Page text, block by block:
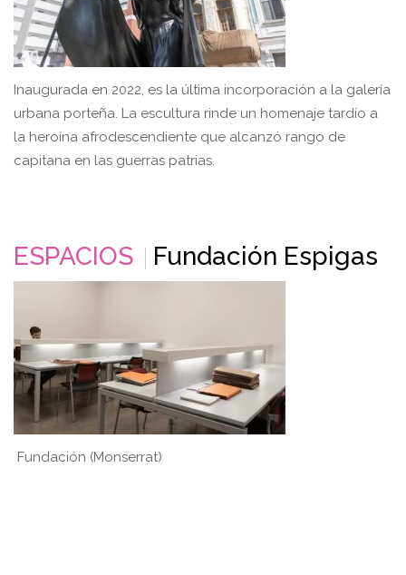
Inaugurada en 2022, es la última incorporación a la galería
urbana porteña. La escultura rinde un homenaje tardío a
la heroína afrodescendiente que alcanzó rango de
capitana en las guerras patrias.
ESPACIOS Fundación Espigas
Fundación (Monserrat)